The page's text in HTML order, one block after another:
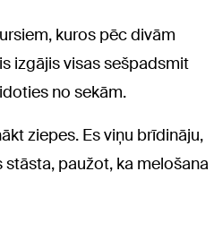
kuros pēc divām
izgājis visas sešpadsmit
no sekām.
ziepes. Es viņu brīdināju,
paužot, ka melošana